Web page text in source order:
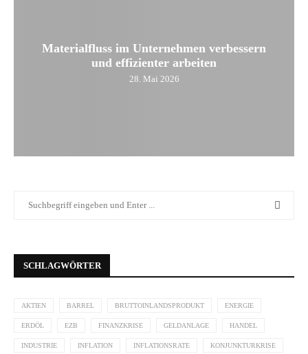
Materialfluss im Unternehmen verbessern
und effizienter arbeiten
28. Mai 2026
SCHLAGWÖRTER
AKTIEN BARREL BRUTTOINLANDSPRODUKT ENERGIE
ERDÖL EZB FINANZKRISE GELDANLAGE HANDEL
INDUSTRIE INFLATION INFLATIONSRATE KONJUNKTURKRISE